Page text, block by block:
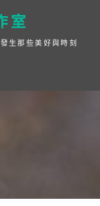
室
生那些美好與時刻